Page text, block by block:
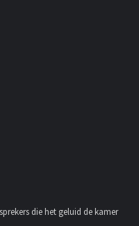
die het geluid de kamer